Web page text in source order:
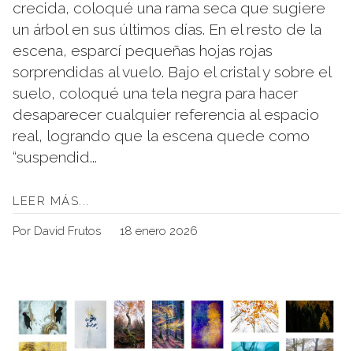
crecida, coloqué una rama seca que sugiere
un árbol en sus últimos días. En el resto de la
escena, esparcí pequeñas hojas rojas
sorprendidas al vuelo. Bajo el cristal y sobre el
suelo, coloqué una tela negra para hacer
desaparecer cualquier referencia al espacio
real, logrando que la escena quede como
“suspendid...
LEER MÁS...
Por David Frutos 18 enero 2026